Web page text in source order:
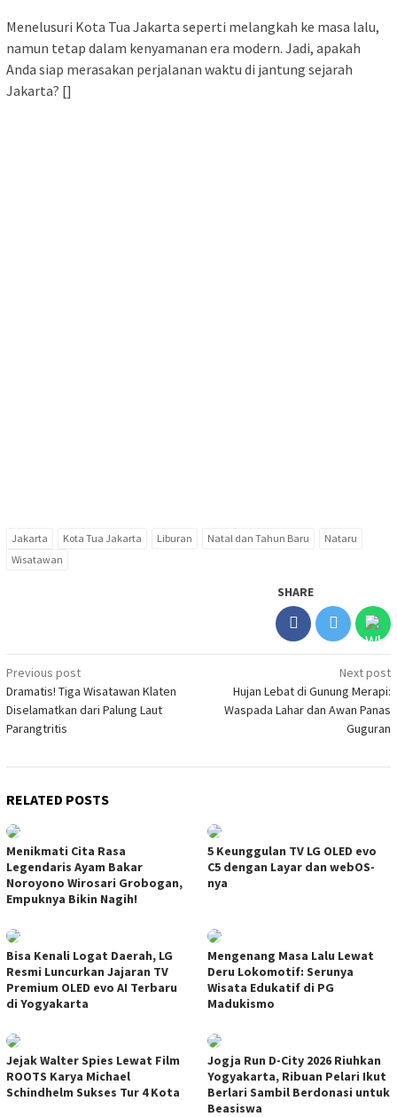
Menelusuri Kota Tua Jakarta seperti melangkah ke masa lalu,
namun tetap dalam kenyamanan era modern. Jadi, apakah
Anda siap merasakan perjalanan waktu di jantung sejarah
Jakarta? []
Jakarta Kota Tua Jakarta Liburan Natal dan Tahun Baru
Nataru
Wisatawan
SHARE
Post
navigation
Previous post
Dramatis! Tiga Wisatawan Klaten
Diselamatkan dari Palung Laut
Parangtritis
Next post
Hujan Lebat di Gunung Merapi:
Waspada Lahar dan Awan Panas
Guguran
RELATED POSTS
Menikmati Cita Rasa
Legendaris Ayam Bakar
Noroyono Wirosari Grobogan,
Empuknya Bikin Nagih!
5 Keunggulan TV LG OLED evo
C5 dengan Layar dan webOS-
nya
Bisa Kenali Logat Daerah, LG
Resmi Luncurkan Jajaran TV
Premium OLED evo AI Terbaru
di Yogyakarta
Mengenang Masa Lalu Lewat
Deru Lokomotif: Serunya
Wisata Edukatif di PG
Madukismo
Jejak Walter Spies Lewat Film
ROOTS Karya Michael
Schindhelm Sukses Tur 4 Kota
Jogja Run D-City 2026 Riuhkan
Yogyakarta, Ribuan Pelari Ikut
Berlari Sambil Berdonasi untuk
Beasiswa